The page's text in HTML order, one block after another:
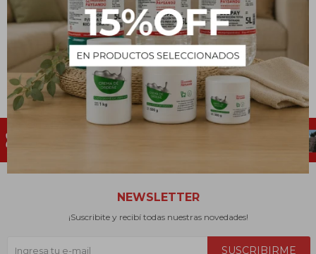
NEWSLETTER
¡Suscribite y recibí todas nuestras novedades!
SUSCRIBIRME